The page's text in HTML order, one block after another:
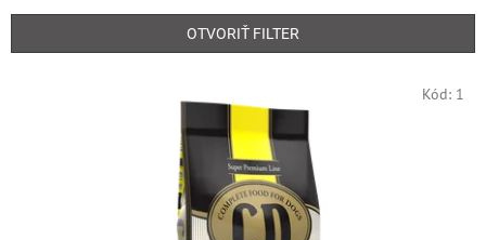
p
OTVORIŤ FILTER
Kód: 1